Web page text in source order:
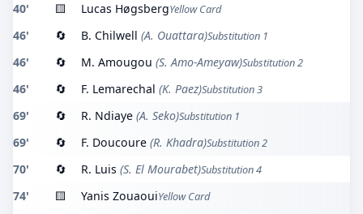
40' 🟨 Lucas HøgsbergYellow Card
46' 🔄 B. Chilwell (A. Ouattara)Substitution 1
46' 🔄 M. Amougou (S. Amo-Ameyaw)Substitution 2
46' 🔄 F. Lemarechal (K. Paez)Substitution 3
69' 🔄 R. Ndiaye (A. Seko)Substitution 1
69' 🔄 F. Doucoure (R. Khadra)Substitution 2
70' 🔄 R. Luis (S. El Mourabet)Substitution 4
74' 🟨 Yanis ZouaouiYellow Card